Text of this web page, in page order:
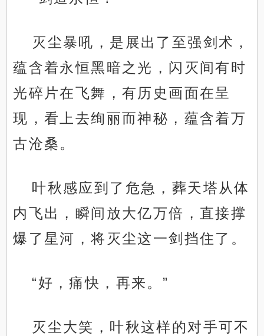
灭尘暴吼，是展出了至强剑术，
蕴含着永恒黑暗之光，闪灭间有时
光碎片在飞舞，有历史画面在呈
现，看上去绚丽而神秘，蕴含着万
古沧桑。
叶秋感应到了危急，葬天塔从体
内飞出，瞬间放大亿万倍，直接撑
爆了星河，将灭尘这一剑挡住了。
“好，痛快，再来。”
灭尘大笑，叶秋这样的对手可不